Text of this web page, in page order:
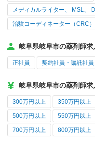
メディカルライター、 MSL、
治験コーディネーター（CRC）
岐阜県岐阜市の薬剤師
正社員 契約社員・嘱託社員
岐阜県岐阜市の薬剤師
300万円以上 350万円以上
500万円以上 550万円以上
700万円以上 800万円以上